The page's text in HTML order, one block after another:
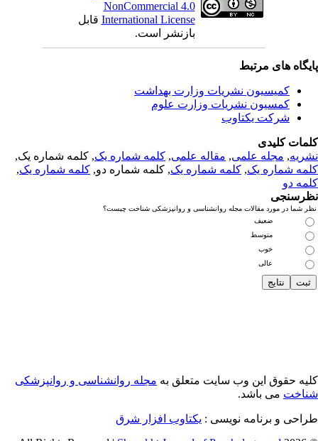
NonCommercial 4.0
International Licenseقابل
بازنشر است.
های مرتبط
کمیسیون نشریات وزارت بهداشت
کمسیون نشریات وزارت علوم
شرکت یکتاوب
کلیدی
,مجله علمی, مقاله علمی, کلمه شماره یک, کلمه شماره یک,
شماره یک,کلمه شماره یک, کلمه شماره دو,کلمه شماره یک,
دو
شما در مورد مقالات مجله روانشناسی و روانپزشکی شناخت چیست؟
ضعیف
متوسط
خوب
عالی
حقوق این وب سایت متعلق بهمجله روانشناسی و روانپزشکی
می باشد.
و برنامه نویسی : یکتاوب افزار شرق